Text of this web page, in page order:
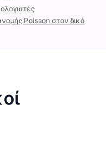
Poisson στον δικό